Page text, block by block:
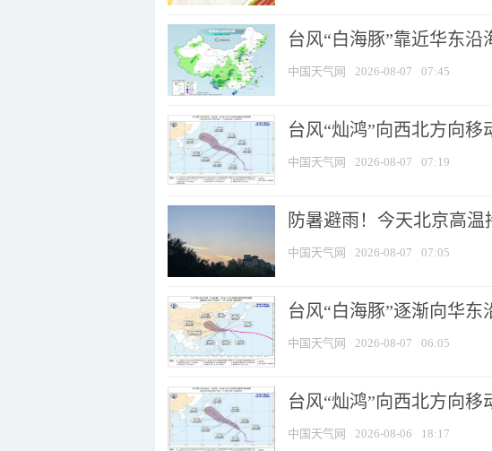
台风“白海豚”靠近华东
中国天气网 2026-08-07 07:45
台风“灿鸿”向西北方向移
中国天气网 2026-08-07 07:19
防暑避雨！今天北京高
中国天气网 2026-08-07 07:05
台风“白海豚”逐渐向华东
中国天气网 2026-08-07 06:05
台风“灿鸿”向西北方向移
中国天气网 2026-08-06 18:17